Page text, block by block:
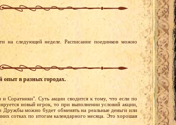
на следующей неделе. Расписание поединков можно
в разных городах.
Соратники". Суть акции сводится к тому, что если по
новый игрок, то при выполнении условий акции,
можно будет обменять на реальные деньги или
сотках по итогам календарного месяца. Это хорошая